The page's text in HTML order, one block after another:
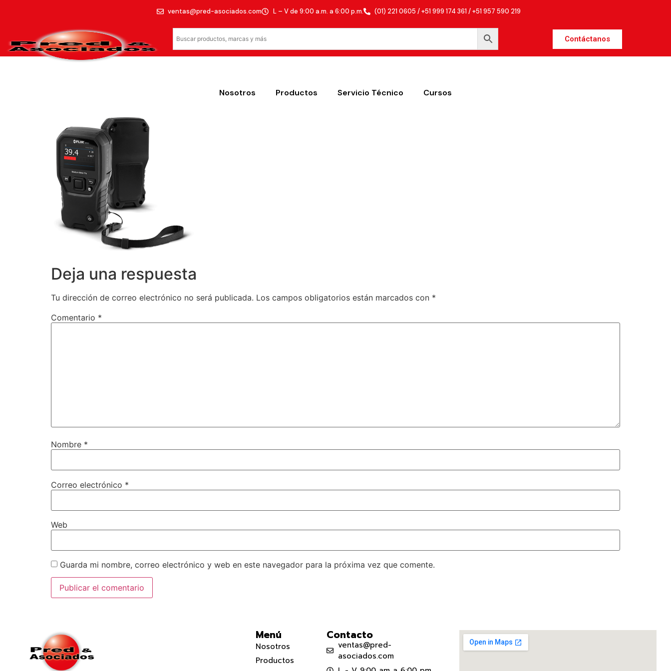
ventas@pred-asociados.com L – V de 9:00 a.m. a 6:00 p.m. (01) 221 0605 / +51 999 174 361 / +51 957 590 219
Contáctanos
Nosotros Productos Servicio Técnico Cursos
Deja una respuesta
Tu dirección de correo electrónico no será publicada. Los campos obligatorios están marcados con *
Comentario *
Nombre *
Correo electrónico *
Web
Guarda mi nombre, correo electrónico y web en este navegador para la próxima vez que comente.
Menú
Nosotros
Productos
Contacto
ventas@pred-
asociados.com